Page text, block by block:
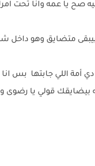
صح يا عمه وانا تحت
متضايق وهو داخل
اللي جابتها بس انا
بيضايقك قولي يا